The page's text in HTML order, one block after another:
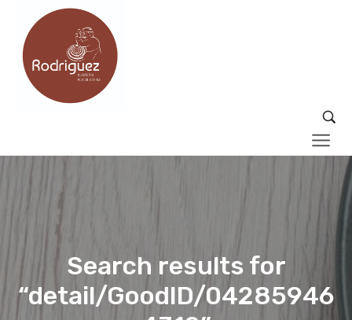
Search results for
“detail/GoodID/04285946